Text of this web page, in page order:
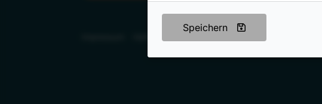
Speichern
Haftungsausschluss